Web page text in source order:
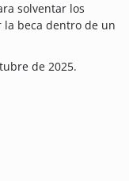
solventar los
beca dentro de un
de 2025.